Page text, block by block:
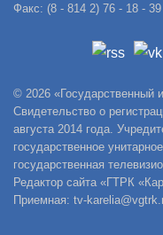
Факс: (8 - 814 2) 76 - 18 - 39
© 2026 «Государственный
Свидетельство о
августа 2014 года.
государственное
государственная
Редактор сайта «ГТРК
Приемная: tv-